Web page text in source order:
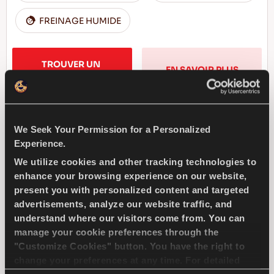
We Seek Your Permission for a Personalized
Experience.
We utilize cookies and other tracking technologies to
enhance your browsing experience on our website,
present you with personalized content and targeted
advertisements, analyze our website traffic, and
understand where our visitors come from. You can
manage your cookie preferences through the
"Customize Cookies" button. You have the right to
FREINAGE HUMIDE
TROUVER UN
EN SAVOIR PLUS
Défiez l'hiver - Conduite confortable et sûre
pour votre voiture particulière
PASSAGER HIVER